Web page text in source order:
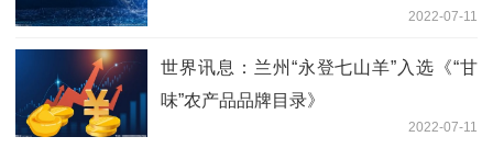
2022-07-11
世界讯息：兰州“永登七山羊”入选《“甘
味”农产品品牌目录》
2022-07-11